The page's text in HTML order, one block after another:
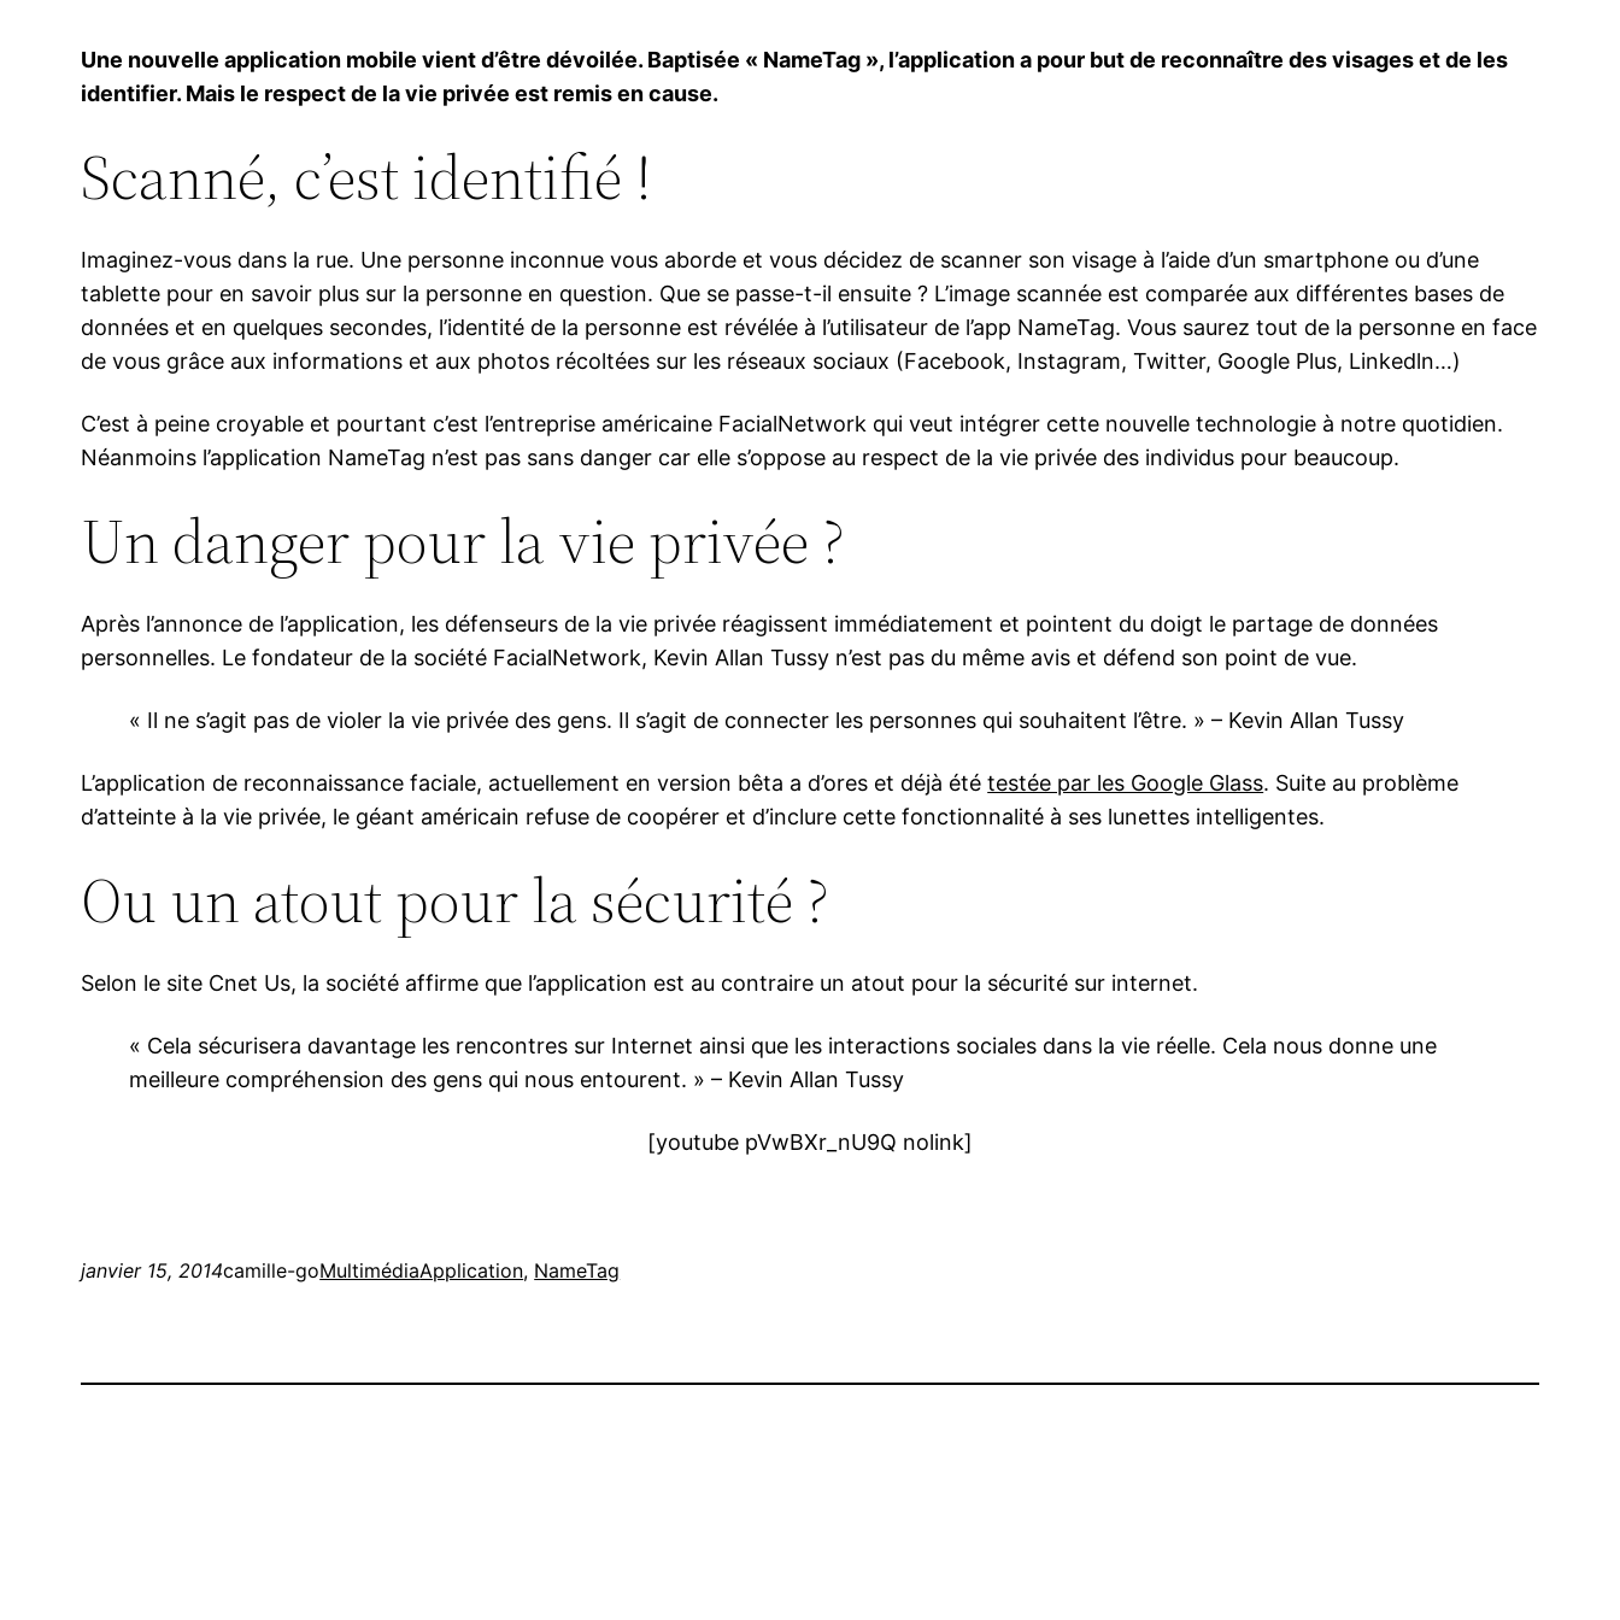
Une nouvelle application mobile vient d’être dévoilée. Baptisée « NameTag », l’application a pour but de reconnaître des visages et de les
identifier. Mais le respect de la vie privée est remis en cause.
Scanné, c’est identifié !
Imaginez-vous dans la rue. Une personne inconnue vous aborde et vous décidez de scanner son visage à l’aide d’un smartphone ou d’une
tablette pour en savoir plus sur la personne en question. Que se passe-t-il ensuite ? L’image scannée est comparée aux différentes bases de
données et en quelques secondes, l’identité de la personne est révélée à l’utilisateur de l’app NameTag. Vous saurez tout de la personne en face
de vous grâce aux informations et aux photos récoltées sur les réseaux sociaux (Facebook, Instagram, Twitter, Google Plus, Linkedln…)
C’est à peine croyable et pourtant c’est l’entreprise américaine FacialNetwork qui veut intégrer cette nouvelle technologie à notre quotidien.
Néanmoins l’application NameTag n’est pas sans danger car elle s’oppose au respect de la vie privée des individus pour beaucoup.
Un danger pour la vie privée ?
Après l’annonce de l’application, les défenseurs de la vie privée réagissent immédiatement et pointent du doigt le partage de données
personnelles. Le fondateur de la société FacialNetwork, Kevin Allan Tussy n’est pas du même avis et défend son point de vue.
« Il ne s’agit pas de violer la vie privée des gens. Il s’agit de connecter les personnes qui souhaitent l’être. » – Kevin Allan Tussy
L’application de reconnaissance faciale, actuellement en version bêta a d’ores et déjà ététestée par les Google Glass. Suite au problème
d’atteinte à la vie privée, le géant américain refuse de coopérer et d’inclure cette fonctionnalité à ses lunettes intelligentes.
Ou un atout pour la sécurité ?
Selon le site Cnet Us, la société affirme que l’application est au contraire un atout pour la sécurité sur internet.
« Cela sécurisera davantage les rencontres sur Internet ainsi que les interactions sociales dans la vie réelle. Cela nous donne une
meilleure compréhension des gens qui nous entourent. » – Kevin Allan Tussy
[youtube pVwBXr_nU9Q nolink]
janvier 15, 2014camille-goMultimédiaApplication, NameTag